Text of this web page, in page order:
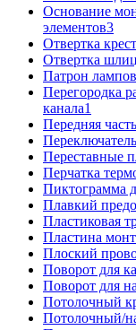
Основание
элементов3
Отвертка
Отвертка
Патрон
Перегородка
канала1
Передняя
Переставные
Перчатка
Пиктограмма
Плавкий
Пластиковая
Пластина
Плоский
Поворот для
Поворот для
Потолочный
Потолочный/